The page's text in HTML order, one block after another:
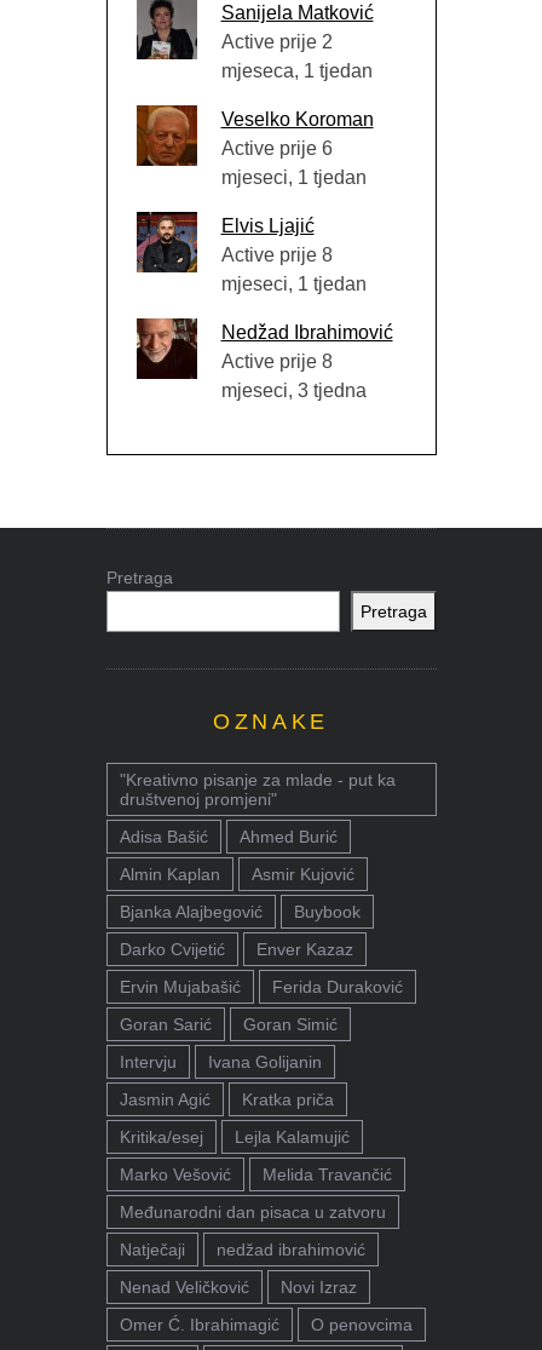
Sanijela Matković
Active prije 2
mjeseca, 1 tjedan
Veselko Koroman
Active prije 6
mjeseci, 1 tjedan
Elvis Ljajić
Active prije 8
mjeseci, 1 tjedan
Nedžad Ibrahimović
Active prije 8
mjeseci, 3 tjedna
Pretraga
Pretraga
OZNAKE
"Kreativno pisanje za mlade - put ka
društvenoj promjeni"
Adisa Bašić
Ahmed Burić
Almin Kaplan
Asmir Kujović
Bjanka Alajbegović
Buybook
Darko Cvijetić
Enver Kazaz
Ervin Mujabašić
Ferida Duraković
Goran Sarić
Goran Simić
Intervju
Ivana Golijanin
Jasmin Agić
Kratka priča
Kritika/esej
Lejla Kalamujić
Marko Vešović
Melida Travančić
Međunarodni dan pisaca u zatvoru
Natječaji
nedžad ibrahimović
Nenad Veličković
Novi Izraz
Omer Ć. Ibrahimagić
O penovcima